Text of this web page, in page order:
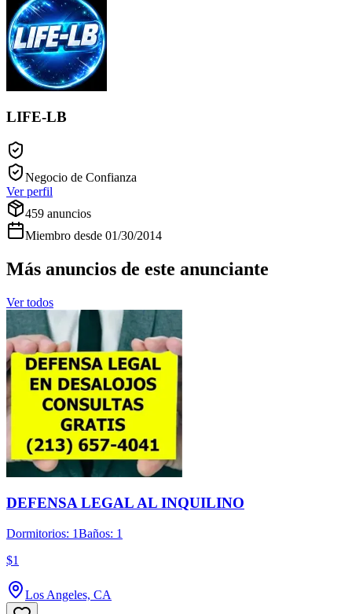
LIFE-LB
Negocio de Confianza
Ver perfil
459 anuncios
Miembro desde 01/30/2014
Más anuncios de este anunciante
Ver todos
DEFENSA LEGAL AL INQUILINO
Dormitorios: 1Baños: 1
$1
Los Angeles, CA